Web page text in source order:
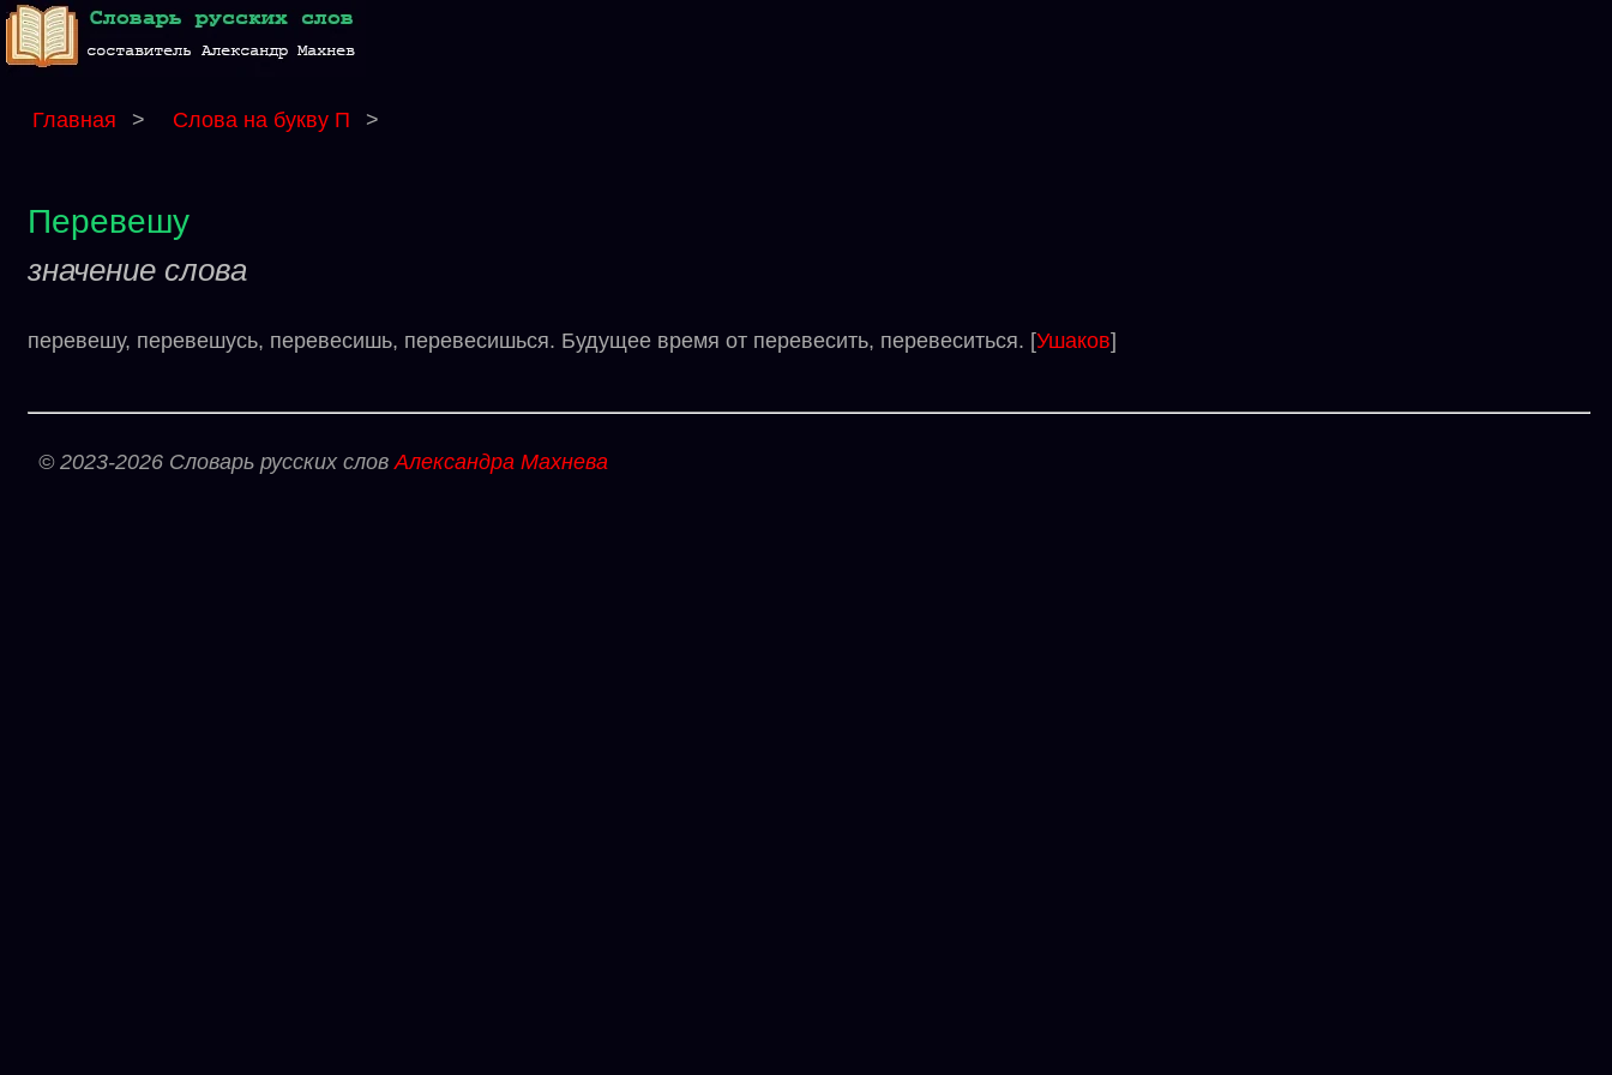
Главная > Слова на букву П >
Перевешу
значение слова
перевешу, перевешусь, перевесишь, перевесишься. Будущее время от перевесить, перевеситься. [Ушаков]
© 2023-2026 Словарь русских словАлександра Махнева